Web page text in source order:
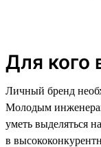
Для кого
Личный бренд
Молодым
уметь выделяться
в